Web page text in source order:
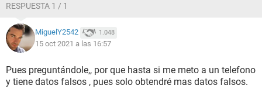
RESPUESTA 1 / 1
MiguelY2542 1.048
15 oct 2021 a las 16:57
Pues preguntándole,, por que hasta si me meto a un telefono
y tiene datos falsos , pues solo obtendré mas datos falsos.